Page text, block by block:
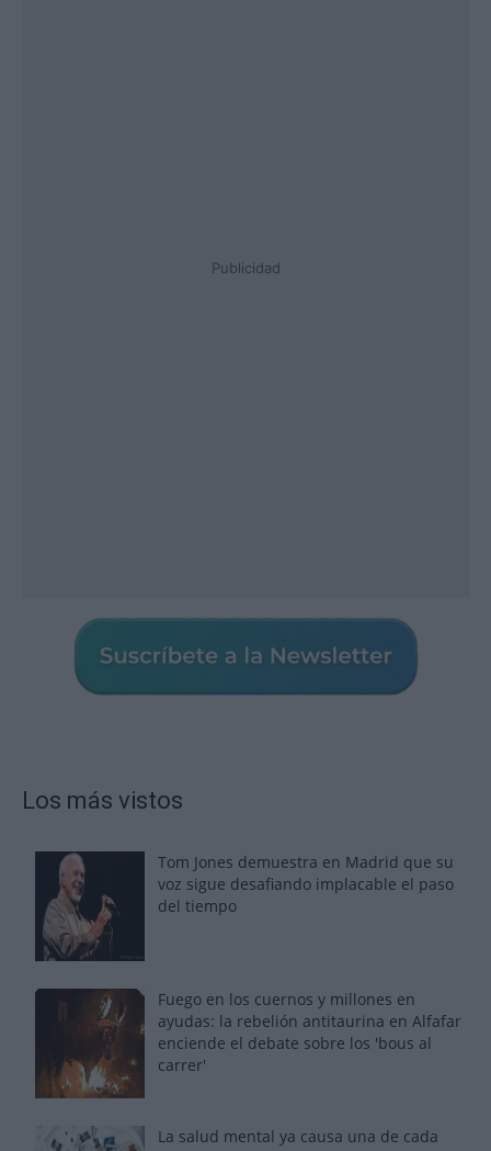
Publicidad
Los más vistos
Tom Jones demuestra en Madrid que su
voz sigue desafiando implacable el paso
del tiempo
Fuego en los cuernos y millones en
ayudas: la rebelión antitaurina en Alfafar
enciende el debate sobre los 'bous al
carrer'
La salud mental ya causa una de cada